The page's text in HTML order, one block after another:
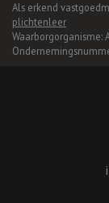
Als erkend
plichtenleer
Waarborgorganisme: